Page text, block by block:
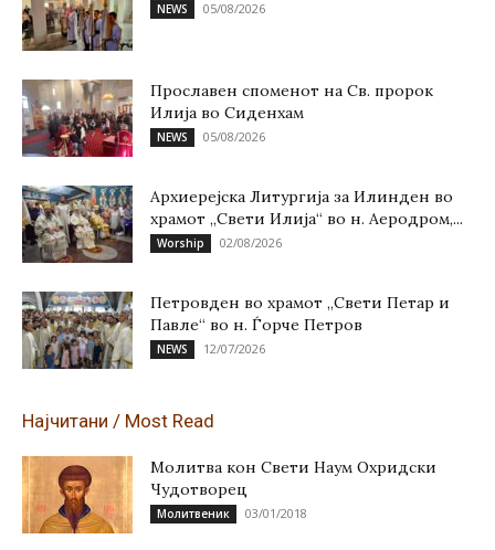
NEWS 05/08/2026
Прославен споменот на Св. пророк
Илија во Сиденхам
NEWS 05/08/2026
Архиерејска Литургија за Илинден во
храмот „Свети Илија“ во н. Аеродром,...
Worship 02/08/2026
Петровден во храмот „Свети Петар и
Павле“ во н. Ѓорче Петров
NEWS 12/07/2026
Најчитани / Most Read
Молитва кон Свети Наум Охридски
Чудотворец
Молитвеник 03/01/2018